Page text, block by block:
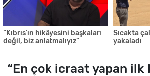
“Kıbrıs’ın hikâyesini başkaları
değil, biz anlatmalıyız”
Sıcakta
yakaladı
“En çok icraat yapan ilk